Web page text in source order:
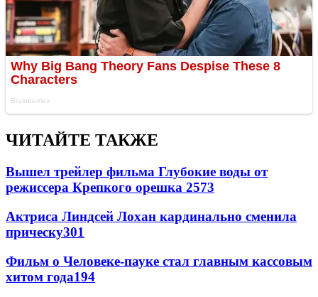
ЧИТАЙТЕ ТАКЖЕ
Вышел трейлер фильма Глубокие воды от
режиссера Крепкого орешка 2573
Актриса Линдсей Лохан кардинально сменила
прическу301
Фильм о Человеке-пауке стал главным кассовым
хитом года194